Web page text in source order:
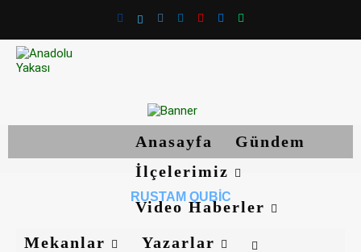
Anasayfa
Gündem
İlçelerimiz
Video Haberler
Mekanlar
Yazarlar
RUSTAM QUBIC